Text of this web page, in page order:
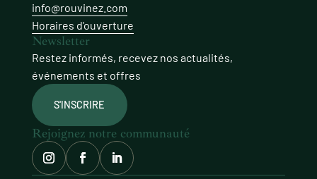
info@rouvinez.com
Horaires d'ouverture
Newsletter
Restez informés, recevez nos actualités,
événements et offres
S'INSCRIRE
Rejoignez notre communauté